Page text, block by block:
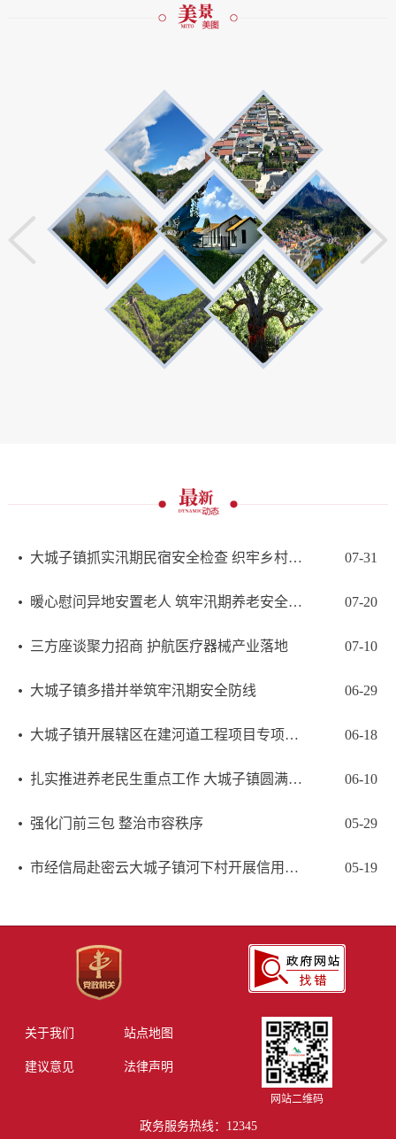
大城子镇抓实汛期民宿安全检查 织牢乡村文旅安全防护网 07-31
暖心慰问异地安置老人 筑牢汛期养老安全防线 07-20
三方座谈聚力招商 护航医疗器械产业落地 07-10
大城子镇多措并举筑牢汛期安全防线 06-29
大城子镇开展辖区在建河道工程项目专项巡查督导 06-18
扎实推进养老民生重点工作 大城子镇圆满完成老人安置转移任务 06-10
强化门前三包 整治市容秩序 05-29
市经信局赴密云大城子镇河下村开展信用立法调研 05-19
关于我们 站点地图
建议意见 法律声明
网站二维码
政务服务热线：12345